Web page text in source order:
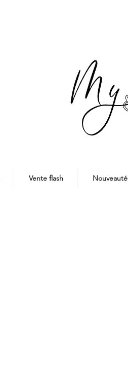
Vente flash